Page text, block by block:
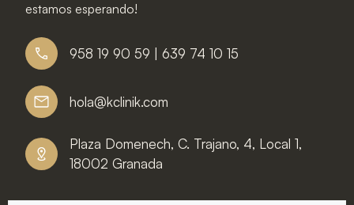
estamos esperando!
958 19 90 59 | 639 74 10 15
hola@kclinik.com
Plaza Domenech, C. Trajano, 4, Local 1,
18002 Granada